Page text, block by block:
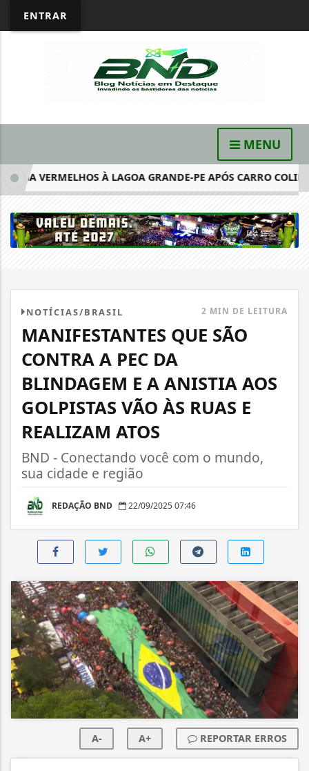
ENTRAR
MENU
VERMELHOS À LAGOA GRANDE-PE APÓS CARRO COLIDIR
NOTÍCIAS/BRASIL 2 MIN DE LEITURA
MANIFESTANTES QUE SÃO
CONTRA A PEC DA
BLINDAGEM E A ANISTIA AOS
GOLPISTAS VÃO ÀS RUAS E
REALIZAM ATOS
BND - Conectando você com o mundo,
sua cidade e região
REDAÇÃO BND 22/09/2025 07:46
A- A+ REPORTAR ERROS